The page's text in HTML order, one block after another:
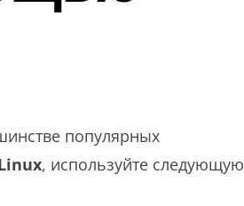
популярных
, используйте следующую